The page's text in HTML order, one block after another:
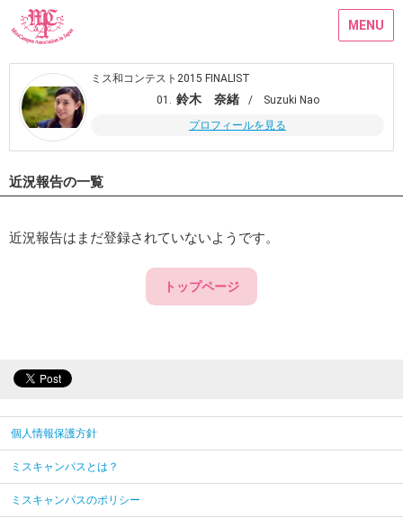
MENU
ミス和コンテスト2015 FINALIST
01. 鈴木 奈緒
/ Suzuki Nao
プロフィールを見る
近況報告の一覧
近況報告はまだ登録されていないようです。
トップページ
個人情報保護方針
ミスキャンパスとは？
ミスキャンパスのポリシー